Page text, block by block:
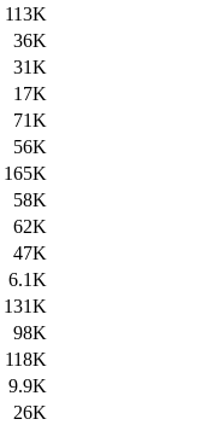
113K
36K
31K
17K
71K
56K
165K
58K
62K
47K
6.1K
131K
98K
118K
9.9K
26K